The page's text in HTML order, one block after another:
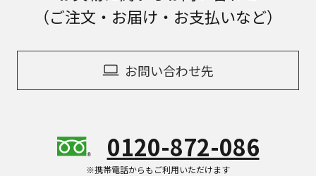
（ご注文・お届け・お支払いなど）
お問い合わせ先
0120-872-086
※携帯電話からもご利用いただけます